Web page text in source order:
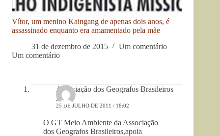
Vítor, um menino Kaingang de apenas dois anos, é
assassinado enquanto era amamentado pela mãe
31 de dezembro de 2015
Um comentário
Um comentário
Associação dos Geografos Brasileiros
AGB
25 DE JULHO DE 2011 / 18:02
O GT Meio Ambiente da Associação
dos Geografos Brasileiros,apoia